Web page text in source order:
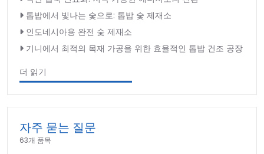
톱밥에서 빛나는 숯으로: 톱밥 숯 제재소
인도네시아용 완전 숯 제재소
기니에서 최적의 목재 가공을 위한 효율적인 톱밥 건조 공장
더 읽기
자주 묻는 질문
63개 품목